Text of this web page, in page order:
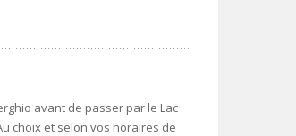
avant de passer par le Lac
choix et selon vos horaires de